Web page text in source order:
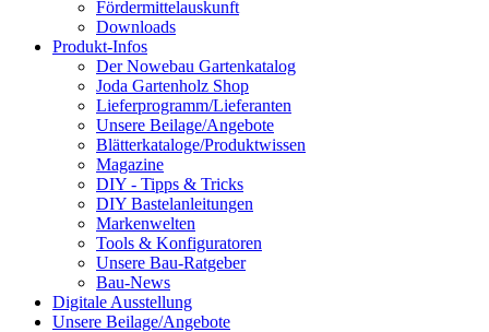
Fördermittelauskunft
Downloads
Produkt-Infos
Der Nowebau Gartenkatalog
Joda Gartenholz Shop
Lieferprogramm/Lieferanten
Unsere Beilage/Angebote
Blätterkataloge/Produktwissen
Magazine
DIY - Tipps & Tricks
DIY Bastelanleitungen
Markenwelten
Tools & Konfiguratoren
Unsere Bau-Ratgeber
Bau-News
Digitale Ausstellung
Unsere Beilage/Angebote